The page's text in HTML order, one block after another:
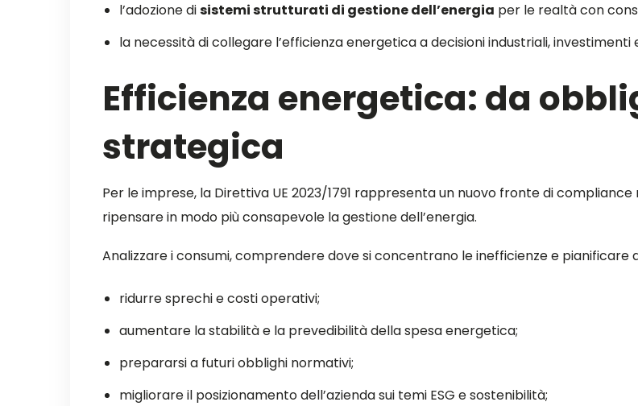
l’adozione disistemi strutturati di gestione dell’energia per le realtà con
la necessità di collegare l’efficienza energetica a decisioni industriali,
Efficienza energetica: da
strategica
Per le imprese, la Direttiva UE 2023/1791 rappresenta un nuovo fronte di
ripensare in modo più consapevole la gestione dell’energia.
Analizzare i consumi, comprendere dove si concentrano le inefficienze e pianificare
ridurre sprechi e costi operativi;
aumentare la stabilità e la prevedibilità della spesa energetica;
prepararsi a futuri obblighi normativi;
migliorare il posizionamento dell’azienda sui temi ESG e sostenibilità;